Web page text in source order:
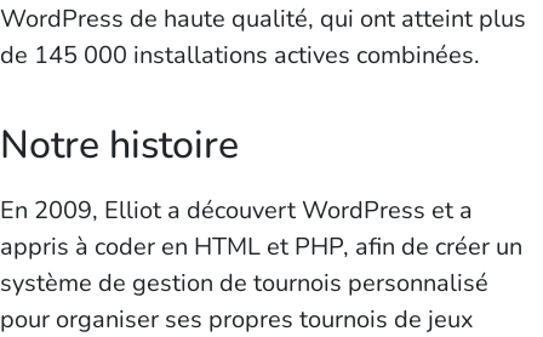
WordPress de haute qualité, qui ont atteint plus
de 145 000 installations actives combinées.
Notre histoire
En 2009, Elliot a découvert WordPress et a
appris à coder en HTML et PHP, afin de créer un
système de gestion de tournois personnalisé
pour organiser ses propres tournois de jeux